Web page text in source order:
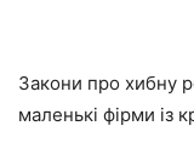
Закони про хибну
маленькі фірми із